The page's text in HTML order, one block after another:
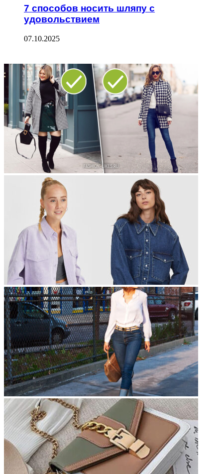
7 способов носить шляпу с
удовольствием
07.10.2025